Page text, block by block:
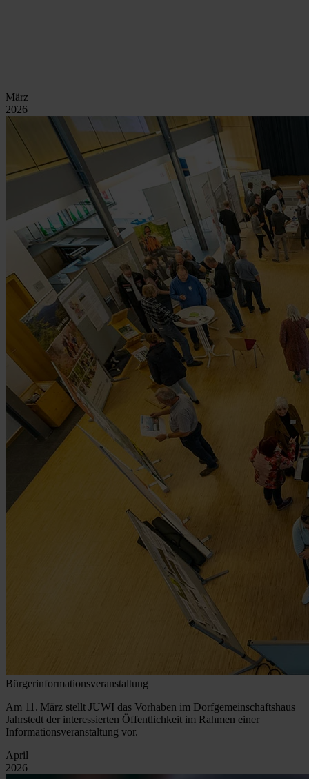
März
2026
Bürgerinformationsveranstaltung
Am 11. März stellt JUWI das Vorhaben im Dorfgemeinschaftshaus
Jahrstedt der interessierten Öffentlichkeit im Rahmen einer
Informationsveranstaltung vor.
April
2026